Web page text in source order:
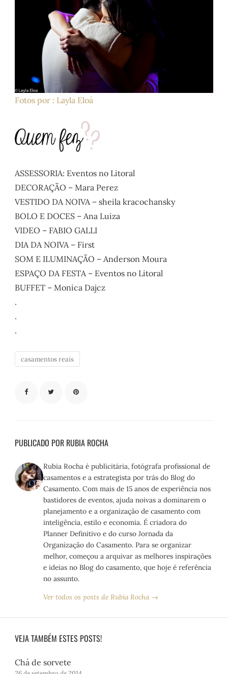
Fotos por : Layla Eloá
ASSESSORIA: Eventos no Litoral
DECORAÇÃO – Mara Perez
VESTIDO DA NOIVA – sheila kracochansky
BOLO E DOCES – Ana Luiza
VIDEO – FABIO GALLI
DIA DA NOIVA – First
SOM E ILUMINAÇÃO – Anderson Moura
ESPAÇO DA FESTA – Eventos no Litoral
BUFFET – Monica Dajcz
.
.
.
casamentos reais
PUBLICADO POR RUBIA ROCHA
Rubia Rocha é publicitária, fotógrafa profissional de
casamentos e a estrategista por trás do Blog do
Casamento. Com mais de 15 anos de experiência nos
bastidores de eventos, ajuda noivas a dominarem o
planejamento e a organização de casamento com
inteligência, estilo e economia. É criadora do
Planner Definitivo e do curso Jornada da
Organização do Casamento. Para se organizar
melhor, começou a arquivar as melhores inspirações
e ideias no Blog do casamento, que hoje é referência
no assunto.
Ver todos os posts de Rubia Rocha →
VEJA TAMBÉM ESTES POSTS!
Chá de sorvete